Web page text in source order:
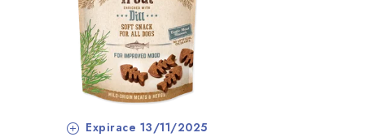
Expirace 13/11/2025